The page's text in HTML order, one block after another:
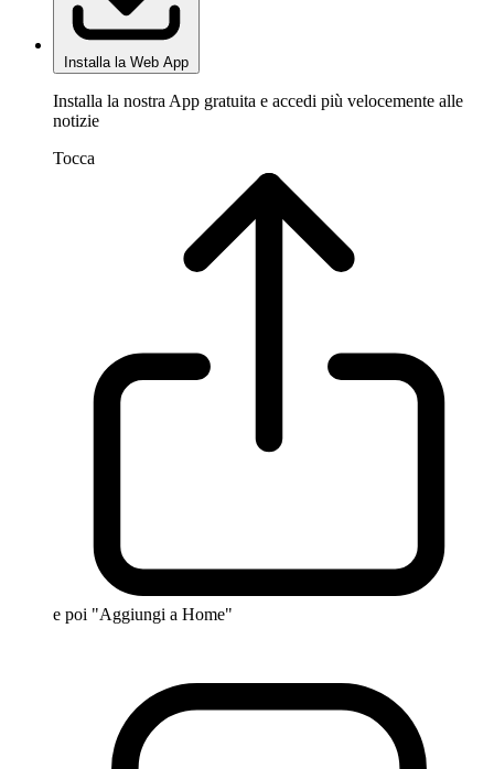
Installa la Web App
Installa la nostra App gratuita e accedi più velocemente alle
notizie
Tocca
e poi "Aggiungi a Home"